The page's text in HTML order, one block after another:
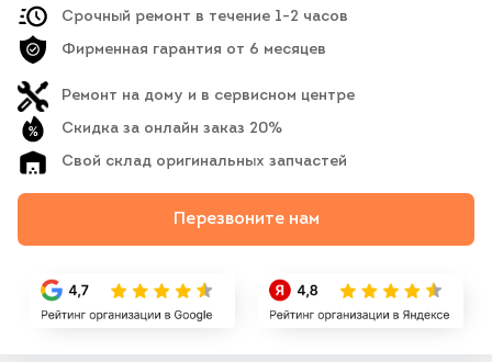
Срочный ремонт в течение 1-2 часов
Фирменная гарантия от 6 месяцев
Ремонт на дому и в сервисном центре
Скидка за онлайн заказ 20%
Свой склад оригинальных запчастей
Перезвоните нам